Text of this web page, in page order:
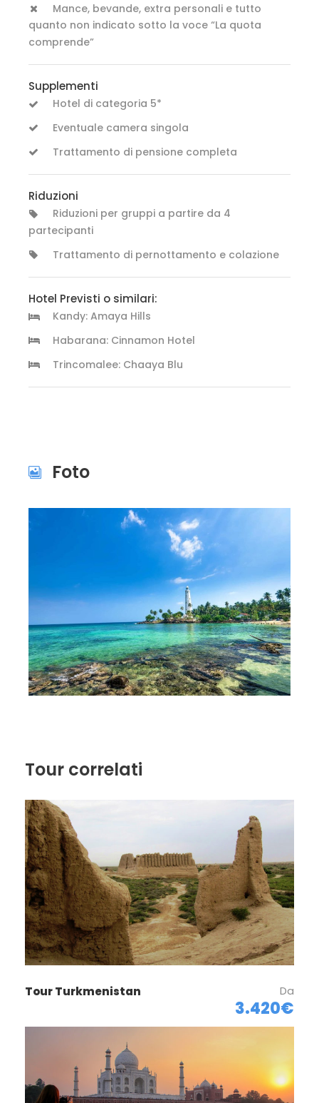
Mance, bevande, extra personali e tutto
quanto non indicato sotto la voce “La quota
comprende”
Supplementi
Hotel di categoria 5*
Eventuale camera singola
Trattamento di pensione completa
Riduzioni
Riduzioni per gruppi a partire da 4
partecipanti
Trattamento di pernottamento e colazione
Hotel Previsti o similari:
Kandy: Amaya Hills
Habarana: Cinnamon Hotel
Trincomalee: Chaaya Blu
Foto
Tour correlati
Tour Turkmenistan Da
3.420€